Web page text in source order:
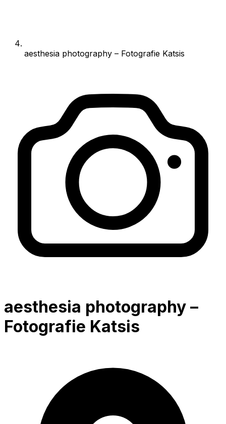
aesthesia photography – Fotografie Katsis
aesthesia photography –
Fotografie Katsis